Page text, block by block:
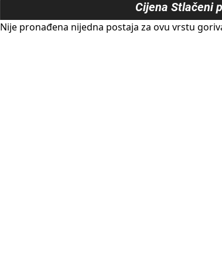
Cijena Stlačeni
Nije pronađena nijedna postaja za ovu vrstu